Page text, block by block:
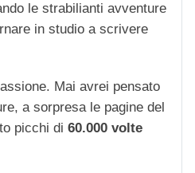
le strabilianti avventure
in studio a scrivere
Mai avrei pensato
a sorpresa le pagine del
picchi di 60.000 volte